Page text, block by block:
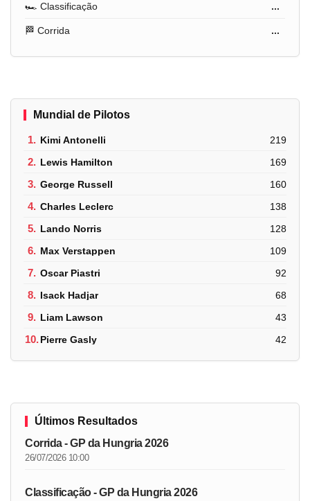
🏎️ Classificação ...
🏁 Corrida ...
Mundial de Pilotos
1. Kimi Antonelli 219
2. Lewis Hamilton 169
3. George Russell 160
4. Charles Leclerc 138
5. Lando Norris 128
6. Max Verstappen 109
7. Oscar Piastri 92
8. Isack Hadjar 68
9. Liam Lawson 43
10.Pierre Gasly 42
Últimos Resultados
Corrida - GP da Hungria 2026
26/07/2026 10:00
Classificação - GP da Hungria 2026